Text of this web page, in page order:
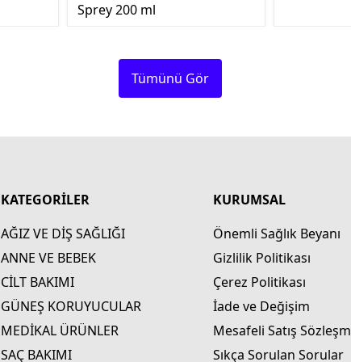
Sprey 200 ml
Tümünü Gör
KATEGORİLER
AĞIZ VE DİŞ SAĞLIĞI
ANNE VE BEBEK
CİLT BAKIMI
GÜNEŞ KORUYUCULAR
MEDİKAL ÜRÜNLER
SAÇ BAKIMI
KURUMSAL
Önemli Sağlık Beyanı
Gizlilik Politikası
Çerez Politikası
İade ve Değişim
Mesafeli Satış
Sıkça Sorulan Sorular